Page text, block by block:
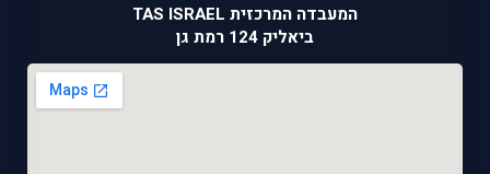
המעבדה המרכזית TAS ISRAEL
ביאליק 124 רמת גן